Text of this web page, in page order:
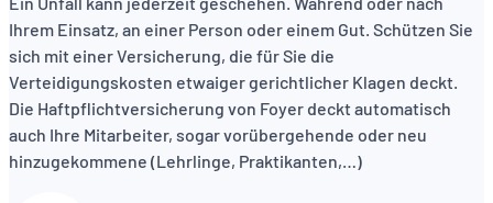
Ihrem Einsatz, an einer Person oder einem Gut. Schützen Sie
sich mit einer Versicherung, die für Sie die
Verteidigungskosten etwaiger gerichtlicher Klagen deckt.
Die Haftpflichtversicherung von Foyer deckt automatisch
auch Ihre Mitarbeiter, sogar vorübergehende oder neu
hinzugekommene (Lehrlinge, Praktikanten,…)